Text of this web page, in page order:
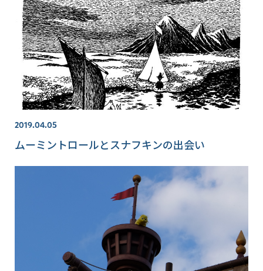
2019.04.05
ムーミントロールとスナフキンの出会い